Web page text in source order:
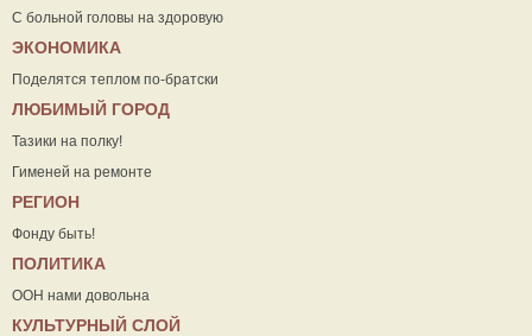
С больной головы на здоровую
ЭКОНОМИКА
Поделятся теплом по-братски
ЛЮБИМЫЙ ГОРОД
Тазики на полку!
Гименей на ремонте
РЕГИОН
Фонду быть!
ПОЛИТИКА
ООН нами довольна
КУЛЬТУРНЫЙ СЛОЙ